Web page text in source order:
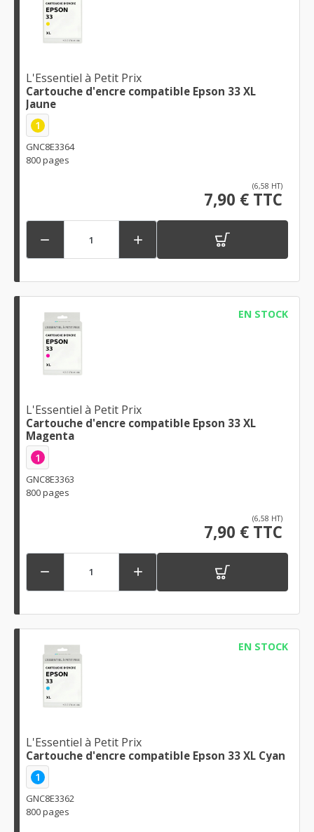
L'Essentiel à Petit Prix
Cartouche d'encre compatible Epson 33 XL
Jaune
1
GNC8E3364
800 pages
(6,58 HT)
7,90 € TTC
 
EN STOCK
L'Essentiel à Petit Prix
Cartouche d'encre compatible Epson 33 XL
Magenta
1
GNC8E3363
800 pages
(6,58 HT)
7,90 € TTC
 
EN STOCK
L'Essentiel à Petit Prix
Cartouche d'encre compatible Epson 33 XL Cyan
1
GNC8E3362
800 pages